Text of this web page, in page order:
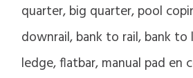
quarter, big quarter, pool
downrail, bank to rail, bank to
ledge, flatbar, manual pad en